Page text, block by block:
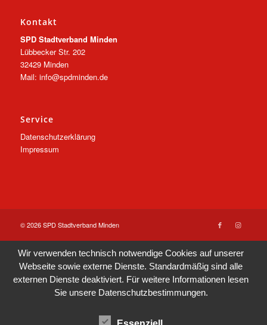
Kontakt
SPD Stadtverband Minden
Lübbecker Str. 202
32429 Minden
Mail: info@spdminden.de
Service
Datenschutzerklärung
Impressum
© 2026 SPD Stadtverband Minden
Wir verwenden technisch notwendige Cookies auf unserer
Webseite sowie externe Dienste. Standardmäßig sind alle
externen Dienste deaktiviert. Für weitere Informationen lesen
Sie unsere Datenschutzbestimmungen.